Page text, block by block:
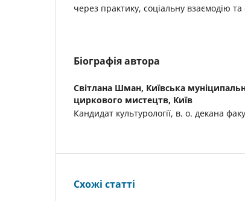
через практику, соціальну взаємодію
Біографія автора
Світлана Шман, Київська
циркового мистецтв, Київ
Кандидат культурології, в. о. декана
Схожі статті